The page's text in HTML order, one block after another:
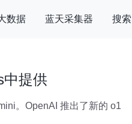
数据 蓝天采集器 搜索
中提供
。OpenAI 推出了新的 o1